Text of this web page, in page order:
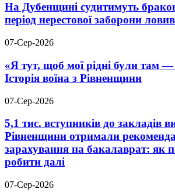
На Дубенщині судитимуть
період нерестової заборони
07-Сер-2026
«Я тут, щоб мої рідні були там —
Історія воїна з Рівненщини
07-Сер-2026
5,1 тис. вступників до закладів
Рівненщини отримали
зарахування на бакалаврат: як
робити далі
07-Сер-2026